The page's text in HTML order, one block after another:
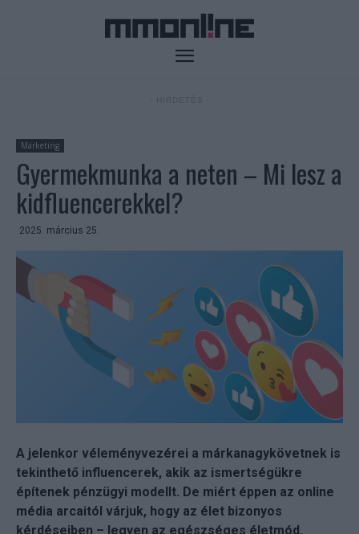
Marketing
Gyermekmunka a neten – Mi lesz a
kidfluencerekkel?
2025. március 25.
A jelenkor véleményvezérei a márkanagykövetnek is
tekinthető influencerek, akik az ismertségükre
építenek pénzügyi modellt. De miért éppen az online
média arcaitól várjuk, hogy az élet bizonyos
kérdéseiben – legyen az egészséges életmód,